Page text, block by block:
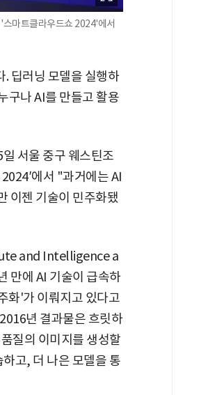
스마트클라우드쇼 2024'에서
딥러닝 모델을 실행하
구나 AI를 만들고 활용
서울 중구 웨스틴조
에서 "과거에는 AI
이젠 기술이 민주화됐
and Intelligence a
만에 AI 기술이 급속하
화'가 이뤄지고 있다고
년 결과물은 흐릿하
질의 이미지를 생성할
고, 더 나은 모델을 통